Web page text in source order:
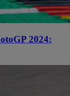
2024: